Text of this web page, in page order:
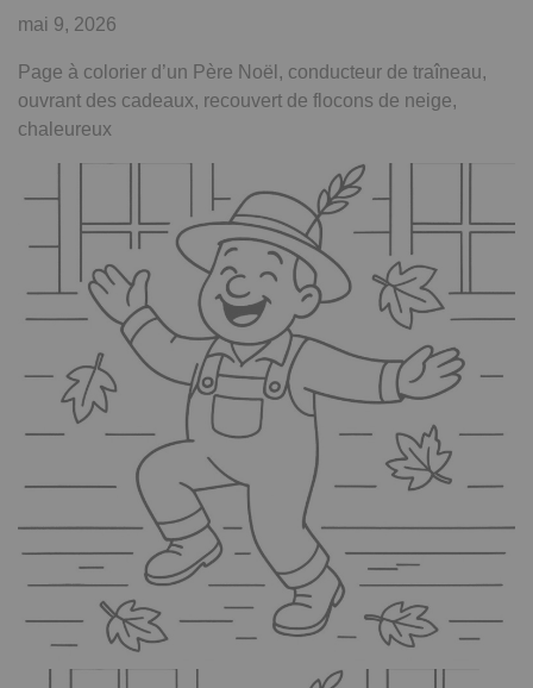
mai 9, 2026
Page à colorier d’un Père Noël, conducteur de traîneau,
ouvrant des cadeaux, recouvert de flocons de neige,
chaleureux